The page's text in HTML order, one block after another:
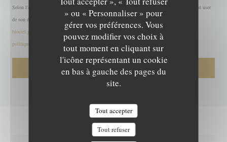
» ou « Personnaliser » pour
gérer vos préférences. Vous
pouvez modifier vos choix à
tout moment en cliquant sur
l'icône représentant un cookie
en bas à gauche des pages du
site.
Tout accepter
Tout refuser
Selon l'article L.223-2 du code de la consommation, il est rappelé que le consommateur peut user
de son droit à s'inscrire sur la liste d'opposition au démarchage téléphonique Bloctel :
bloctel.gouv.fr
. Pour plus d'informations sur le traitement de vos données, consultez notre
politique de confidentialité